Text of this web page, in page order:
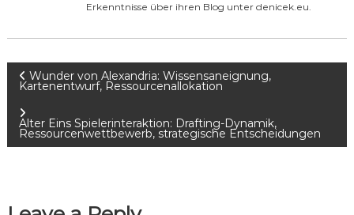
Erkenntnisse über ihren Blog unter denicek.eu.
P
s
Wunder von Alexandria: Wissensaneignung,
Kartenentwurf, Ressourcenallokation
Alter Eins Spielerinteraktion: Drafting-Dynamik,
Ressourcenwettbewerb, strategische Entscheidungen